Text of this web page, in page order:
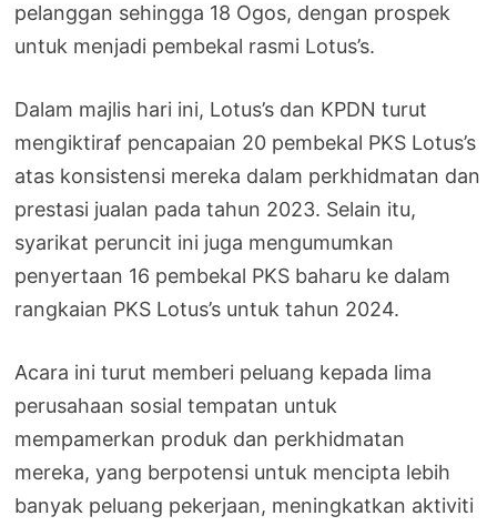
pelanggan sehingga 18 Ogos, dengan prospek
untuk menjadi pembekal rasmi Lotus’s.
Dalam majlis hari ini, Lotus’s dan KPDN turut
mengiktiraf pencapaian 20 pembekal PKS Lotus’s
atas konsistensi mereka dalam perkhidmatan dan
prestasi jualan pada tahun 2023. Selain itu,
syarikat peruncit ini juga mengumumkan
penyertaan 16 pembekal PKS baharu ke dalam
rangkaian PKS Lotus’s untuk tahun 2024.
Acara ini turut memberi peluang kepada lima
perusahaan sosial tempatan untuk
mempamerkan produk dan perkhidmatan
mereka, yang berpotensi untuk mencipta lebih
banyak peluang pekerjaan, meningkatkan aktiviti